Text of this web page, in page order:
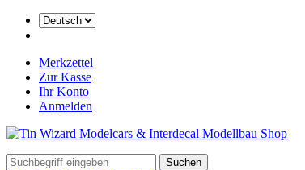
Merkzettel
Zur Kasse
Ihr Konto
Anmelden
Suchen